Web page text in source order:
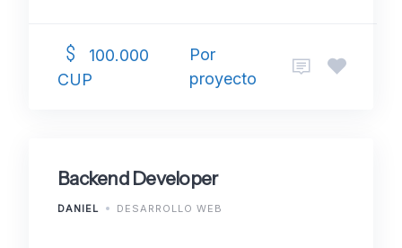
100.000
CUP
Por
proyecto
Backend Developer
DANIEL DESARROLLO WEB